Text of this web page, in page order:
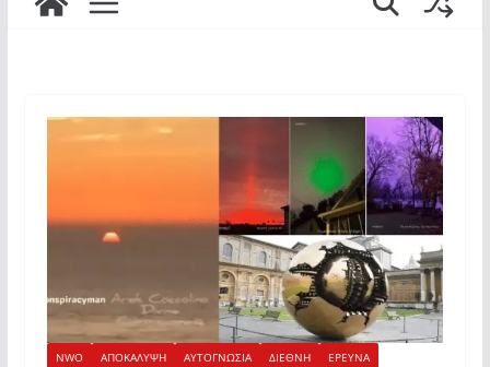
NWO ΑΠΟΚΑΛΥΨΗ ΑΥΤΟΓΝΩΣΙΑ ΔΙΕΘΝΗ
ΕΡΕΥΝΑ